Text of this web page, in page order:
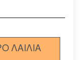
ΛΑΙΛΙΑ